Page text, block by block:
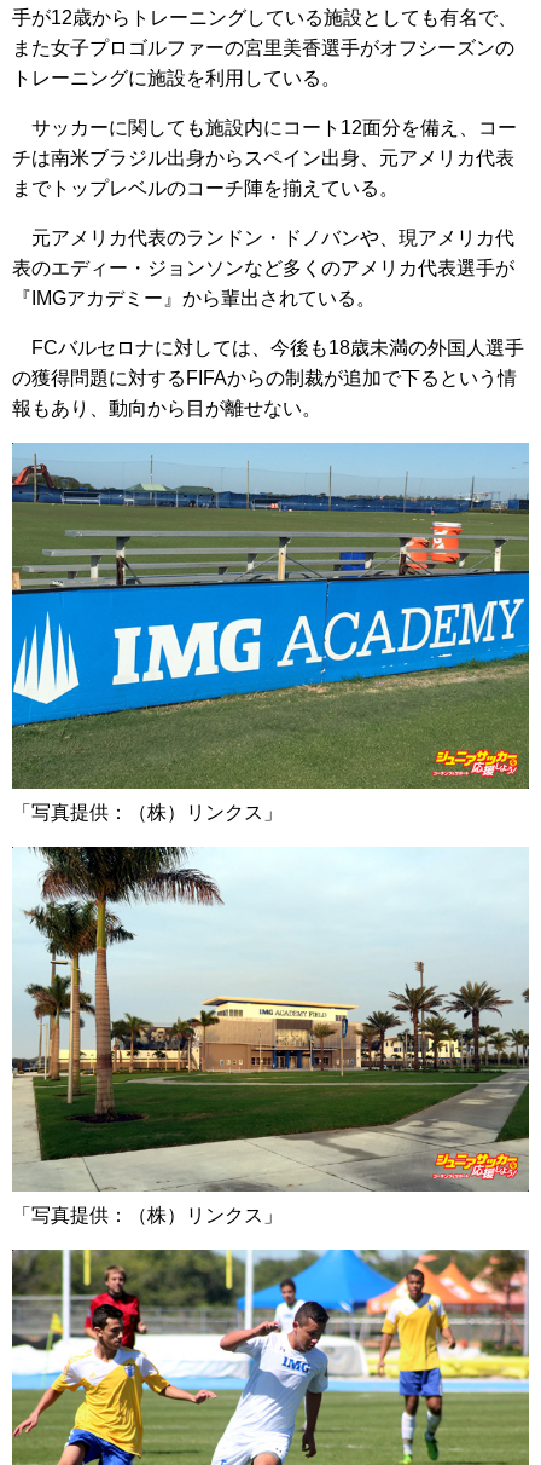
手が12歳からトレーニングしている施設としても有名で、
また女子プロゴルファーの宮里美香選手がオフシーズンの
トレーニングに施設を利用している。
サッカーに関しても施設内にコート12面分を備え、コー
チは南米ブラジル出身からスペイン出身、元アメリカ代表
までトップレベルのコーチ陣を揃えている。
元アメリカ代表のランドン・ドノバンや、現アメリカ代
表のエディー・ジョンソンなど多くのアメリカ代表選手が
『IMGアカデミー』から輩出されている。
FCバルセロナに対しては、今後も18歳未満の外国人選手
の獲得問題に対するFIFAからの制裁が追加で下るという情
報もあり、動向から目が離せない。
「写真提供：（株）リンクス」
「写真提供：（株）リンクス」